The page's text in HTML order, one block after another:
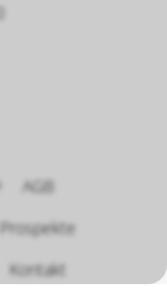
AGB
Prospekte
Kontakt